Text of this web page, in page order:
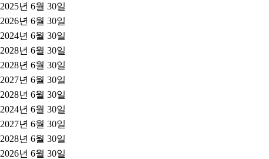
2025년 6월 30일
2026년 6월 30일
2024년 6월 30일
2028년 6월 30일
2028년 6월 30일
2027년 6월 30일
2028년 6월 30일
2024년 6월 30일
2027년 6월 30일
2028년 6월 30일
2026년 6월 30일